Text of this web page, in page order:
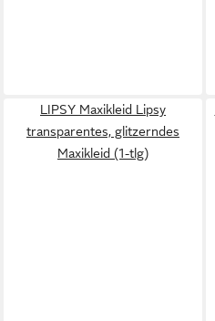
LIPSY Maxikleid Lipsy
transparentes, glitzerndes
Maxikleid (1-tlg)